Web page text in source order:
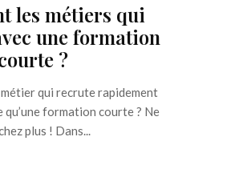
les métiers qui
une formation
?
métier qui recrute rapidement
qu’une formation courte ? Ne
plus ! Dans...